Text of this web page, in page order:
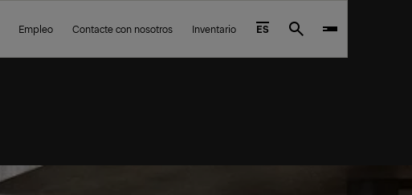
Empleo Contacte con nosotros Inventario ES Search